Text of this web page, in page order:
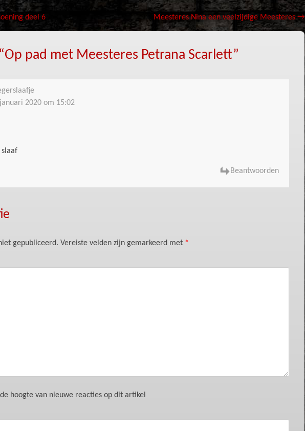
deel 6 Meesteres Nina een veelzijdige Meesteres→
Op pad met Meesteres Petrana Scarlett”
2020 om 15:02
Beantwoorden
gepubliceerd. Vereiste velden zijn gemarkeerd met *
hoogte van nieuwe reacties op dit artikel